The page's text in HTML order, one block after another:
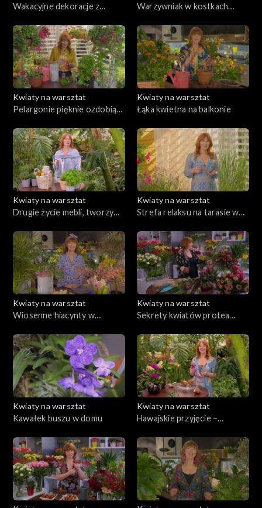
Wakacyjne dekoracje z
Warzywniak w kostkach
uprawę własnych warzyw w
małej przestrzeni ogrodu
Kwiaty na warsztat
Pelargonie pięknie ozdobią
Kwiaty na warsztat
Łąka kwietna na balkonie
Kwiaty na warsztat
Drugie życie mebli, tworzymy
zdrowych ziół
Kwiaty na warsztat
Strefa relaksu na tarasie w
Kwiaty na warsztat
Wiosenne hiacynty w
stole
Kwiaty na warsztat
Sekrety kwiatów protea
Kwiaty na warsztat
Kawałek buszu w domu
Kwiaty na warsztat
Hawajskie przyjęcie –